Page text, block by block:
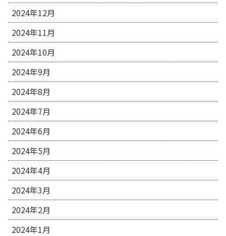
2024年12月
2024年11月
2024年10月
2024年9月
2024年8月
2024年7月
2024年6月
2024年5月
2024年4月
2024年3月
2024年2月
2024年1月